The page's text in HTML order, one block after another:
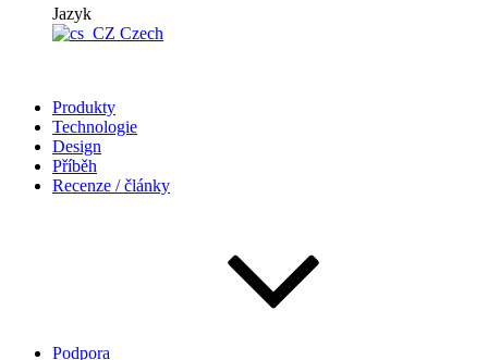
Jazyk
Czech
Produkty
Technologie
Design
Příběh
Recenze / články
Podpora